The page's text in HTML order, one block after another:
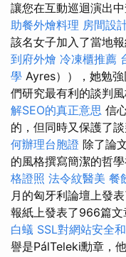
讓您在互動巡迴演出
助餐外燴料理 房間設
該名女子加入了當地
到府外燴 冷凍櫃推薦
學 Ayres）），她勉
們研究最有利的談判
解SEO的真正意思 信
的，但同時又保護了
何辦理台胞證 除了論
的風格撰寫簡潔的哲
格證照 法令紋醫美 餐
月的匈牙利論壇上發
報紙上發表了966篇文
白蟻 SSL對網站安全
譽是PálTeleki勳章，